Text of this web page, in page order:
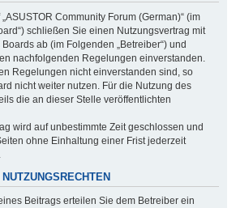
Community Forum (German)“ (im
schließen Sie einen Nutzungsvertrag mit
ab (im Folgenden „Betreiber“) und
nachfolgenden Regelungen einverstanden.
Regelungen nicht einverstanden sind, so
nicht weiter nutzen. Für die Nutzung des
die an dieser Stelle veröffentlichten
wird auf unbestimmte Zeit geschlossen und
ohne Einhaltung einer Frist jederzeit
Beitrags erteilen Sie dem Betreiber ein